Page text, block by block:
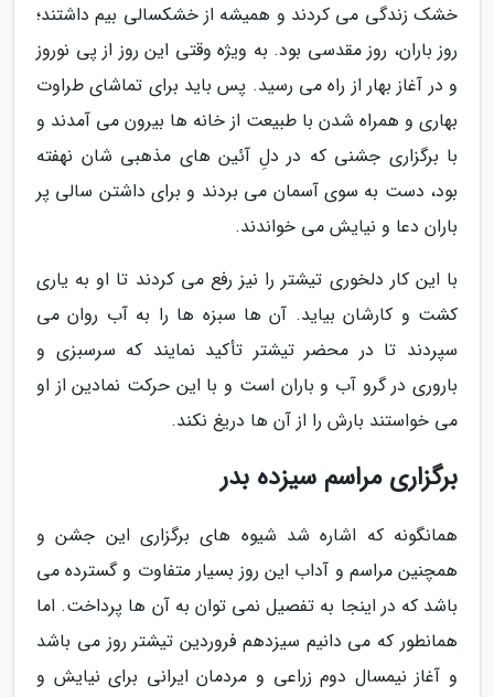
خشک زندگی می کردند و همیشه از خشکسالی بیم داشتند؛
روز باران، روز مقدسی بود. به ویژه وقتی این روز از پی نوروز
و در آغاز بهار از راه می رسید. پس باید برای تماشای طراوت
بهاری و همراه شدن با طبیعت از خانه ها بیرون می آمدند و
با برگزاری جشنی که در دلِ آئین های مذهبی شان نهفته
بود، دست به سوی آسمان می بردند و برای داشتن سالی پر
باران دعا و نیایش می خواندند.
با این کار دلخوری تیشتر را نیز رفع می کردند تا او به یاری
کشت و کارشان بیاید. آن ها سبزه ها را به آب روان می
سپردند تا در محضر تیشتر تأکید نمایند که سرسبزی و
باروری در گرو آب و باران است و با این حرکت نمادین از او
می خواستند بارش را از آن ها دریغ نکند.
برگزاری مراسم سیزده بدر
همانگونه که اشاره شد شیوه های برگزاری این جشن و
همچنین مراسم و آداب این روز بسیار متفاوت و گسترده می
باشد که در اینجا به تفصیل نمی توان به آن ها پرداخت. اما
همانطور که می دانیم سیزدهم فروردین تیشتر روز می باشد
و آغاز نیمسال دوم زراعی و مردمان ایرانی برای نیایش و